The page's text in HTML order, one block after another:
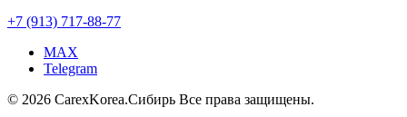
+7 (913) 717-88-77
MAX
Telegram
© 2026 CarexKorea.Сибирь Все права защищены.